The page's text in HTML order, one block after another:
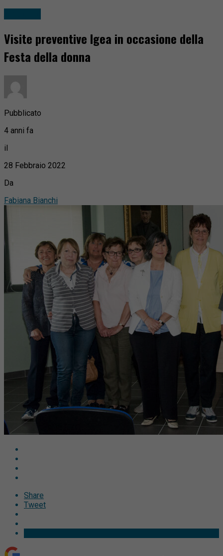
Visite preventive Igea in occasione della
Festa della donna
Pubblicato
4 anni fa
il
28 Febbraio 2022
Da
Fabiana Bianchi
Share
Tweet